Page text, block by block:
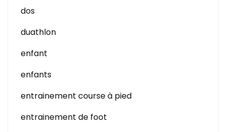
dos
duathlon
enfant
enfants
entrainement course à pied
entrainement de foot